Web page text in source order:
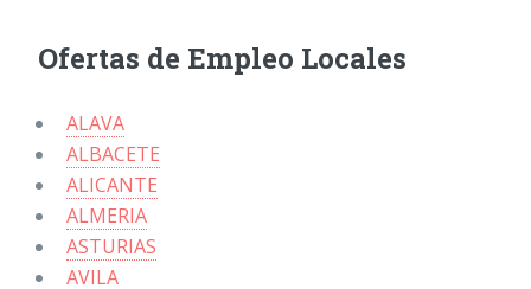
Ofertas de Empleo Locales
ALAVA
ALBACETE
ALICANTE
ALMERIA
ASTURIAS
AVILA